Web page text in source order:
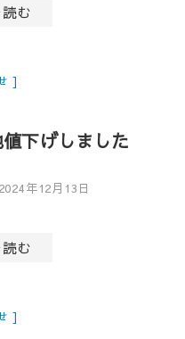
む
下げしました
2024年12月13日
む